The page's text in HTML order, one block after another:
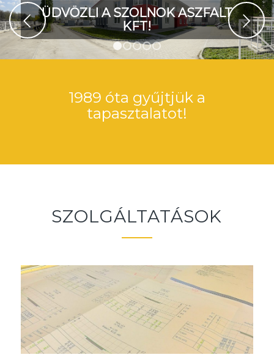
ÜDVÖZLI A SZOLNOK ASZFALT
KFT!
Következő
3 4 5
1989 óta gyűjtjük a
tapasztalatot!
SZOLGÁLTATÁSOK